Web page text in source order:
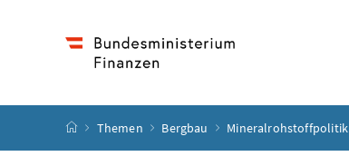
Startseite
Themen Bergbau Mineralrohstoffpolitik